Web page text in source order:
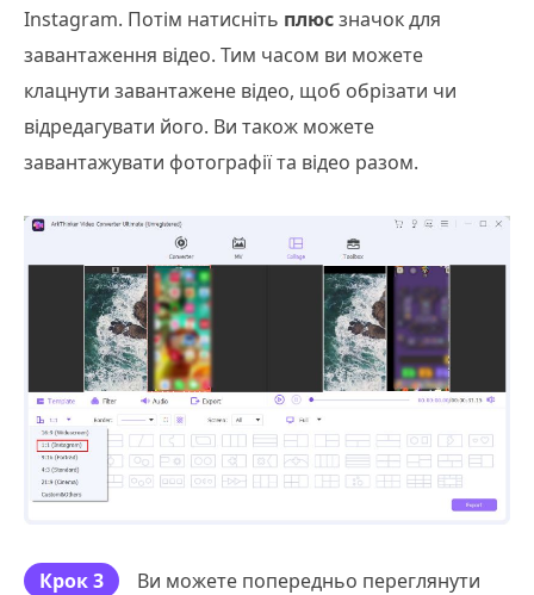
Instagram. Потім натисніть плюсзначок для
завантаження відео. Тим часом ви можете
клацнути завантажене відео, щоб обрізати чи
відредагувати його. Ви також можете
завантажувати фотографії та відео разом.
Крок 3
Ви можете попередньо переглянути